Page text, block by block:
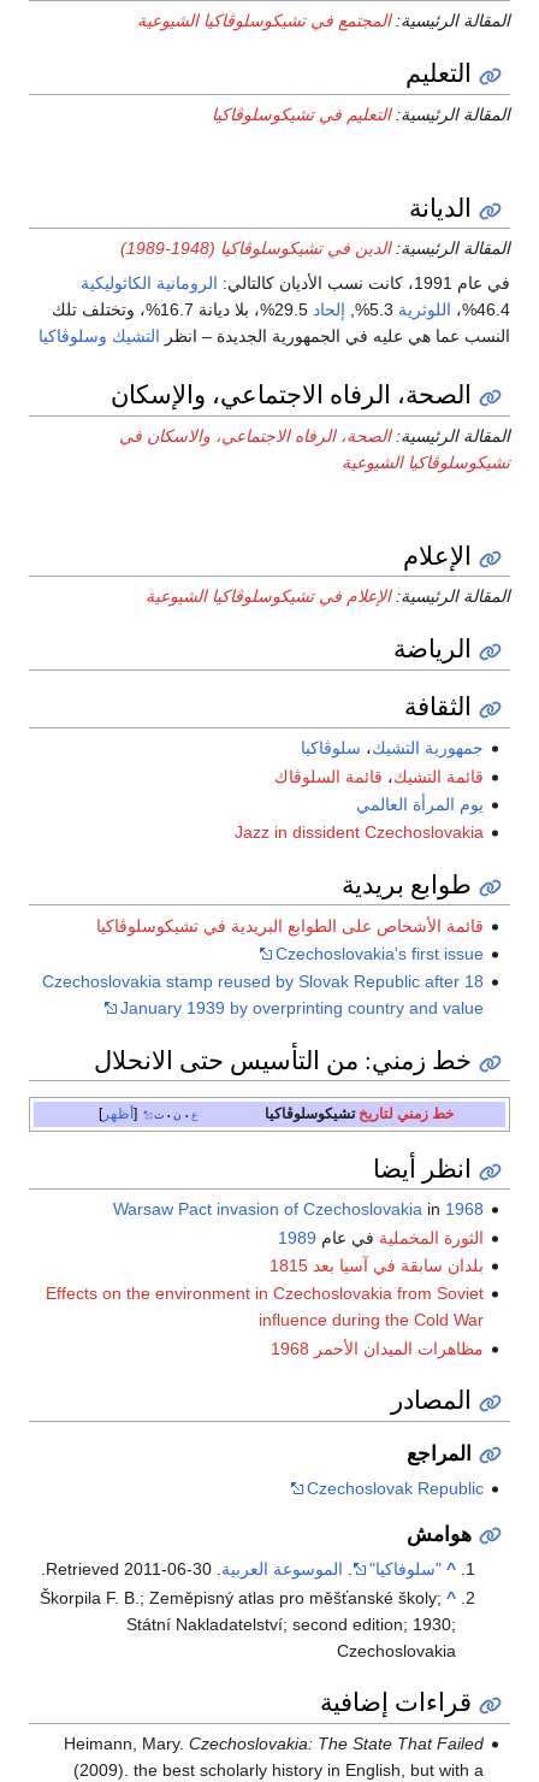
المقالة الرئيسية:المجتمع في تشيكوسلوڤاكيا الشيوعية
التعليم
المقالة الرئيسية:التعليم في تشيكوسلوڤاكيا
الديانة
المقالة الرئيسية:الدين في تشيكوسلوڤاكيا (1948-1989)
في عام 1991، كانت نسب الأديان كالتالي:
الرومانية الكاثوليكية
46.4%،
اللوثرية إلحاد
29.5%، بلا ديانة 16.7%، وتختلف تلك
النسب عما هي عليه في الجمهورية الجديدة – انظر التشيك وسلوڤاكيا
الصحة، الرفاه الاجتماعي، والإسكان
المقالة الرئيسية:الصحة، الرفاه الاجتماعي، والاسكان في
تشيكوسلوڤاكيا الشيوعية
الإعلام
المقالة الرئيسية:الإعلام في تشيكوسلوڤاكيا الشيوعية
الرياضة
الثقافة
جمهورية التشيك، سلوڤاكيا
قائمة التشيك، قائمة السلوڤاك
يوم المرأة العالمي
Jazz in dissident Czechoslovakia
طوابع بريدية
قائمة الأشخاص على الطوابع البريدية في تشيكوسلوڤاكيا
Czechoslovakia's first issue
Czechoslovakia stamp reused by Slovak Republic after 18
January 1939 by overprinting country and value
خط زمني: من التأسيس حتى الانحلال
أظهر ع • ن • ت خط زمني لتاريخ تشيكوسلوڤاكيا
انظر أيضا
Warsaw Pact invasion of Czechoslovakiain 1968
الثورة المخملية في عام 1989
بلدان سابقة في آسيا بعد 1815
Effects on the environment in Czechoslovakia from Soviet
influence during the Cold War
مظاهرات الميدان الأحمر 1968
المصادر
المراجع
Czechoslovak Republic
هوامش
^ "سلوفاكيا" . الموسوعة العربية. Retrieved
2011-06-30
.
^
Škorpila F. B.; Zeměpisný atlas pro měšťanské školy;
Státní Nakladatelství; second edition; 1930;
Czechoslovakia
قراءات إضافية
Heimann, Mary. Czechoslovakia: The State That Failed
(2009). the best scholarly history in English, but with a